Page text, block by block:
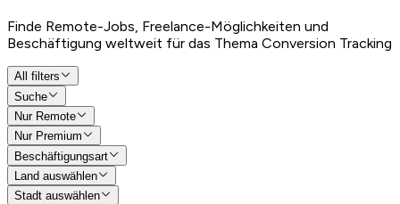
Finde Remote-Jobs, Freelance-Möglichkeiten und
Beschäftigung weltweit für das Thema Conversion Tracking
All filters
Suche
Nur Remote
Nur Premium
Beschäftigungsart
Land auswählen
Stadt auswählen